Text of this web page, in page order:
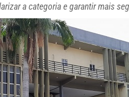
a categoria e garantir mais